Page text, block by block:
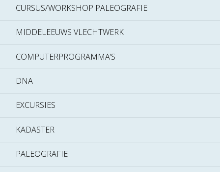
CURSUS/WORKSHOP PALEOGRAFIE
MIDDELEEUWS VLECHTWERK
COMPUTERPROGRAMMA’S
DNA
EXCURSIES
KADASTER
PALEOGRAFIE